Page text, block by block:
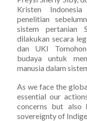
Kristen
penelitian
sistem pertanian
dilakukan secara
dan UKI
budaya untuk
manusia dalam
As we face the
essential our
concerns but also
sovereignty of